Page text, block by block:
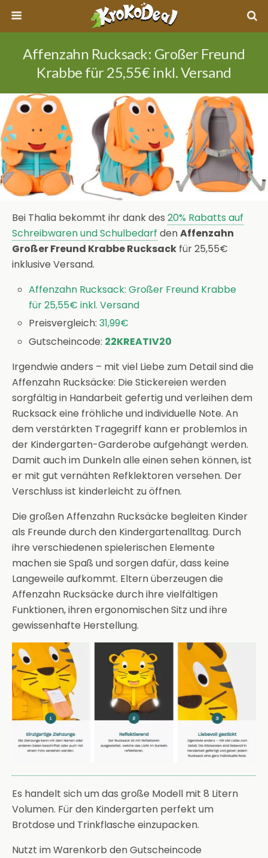
Affenzahn Rucksack: Großer Freund
Krabbe für 25,55€ inkl. Versand
Bei Thalia bekommt ihr dank des 20% Rabatts auf
Schreibwaren und Schulbedarf denAffenzahn
Großer Freund Krabbe Rucksack für 25,55€
inklusive Versand.
Affenzahn Rucksack: Großer Freund Krabbe
für 25,55€ inkl. Versand
Preisvergleich:31,99€
Gutscheincode: 22KREATIV20
Irgendwie anders – mit viel Liebe zum Detail sind die
Affenzahn Rucksäcke: Die Stickereien werden
sorgfältig in Handarbeit gefertig und verleihen dem
Rucksack eine fröhliche und individuelle Note. An
dem verstärkten Tragegriff kann er problemlos in
der Kindergarten-Garderobe aufgehängt werden.
Damit auch im Dunkeln alle einen sehen können, ist
er mit gut vernähten Refklektoren versehen. Der
Verschluss ist kinderleicht zu öffnen.
Die großen Affenzahn Rucksäcke begleiten Kinder
als Freunde durch den Kindergartenalltag. Durch
ihre verschiedenen spielerischen Elemente
machen sie Spaß und sorgen dafür, dass keine
Langeweile aufkommt. Eltern überzeugen die
Affenzahn Rucksäcke durch ihre vielfältigen
Funktionen, ihren ergonomischen Sitz und ihre
gewissenhafte Herstellung.
Es handelt sich um das große Modell mit 8 Litern
Volumen. Für den Kindergarten perfekt um
Brotdose und Trinkflasche einzupacken.
Nutzt im Warenkorb den Gutscheincode